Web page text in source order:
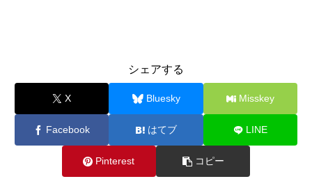
シェアする
X Bluesky Misskey
Facebook はてブ LINE
Pinterest コピー